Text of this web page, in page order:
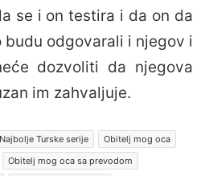
se i on testira i da on da
budu odgovarali i njegov i
dozvoliti da njegova
im zahvaljuje.
Najbolje Turske serije
Obitelj mog oca
Obitelj mog oca sa prevodom